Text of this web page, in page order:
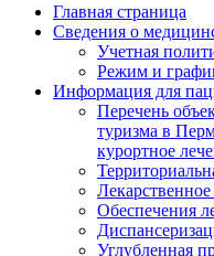
Главная страница
Сведения о
Учетная
Режим и
Информация для
Перечень
туризма в
курортное
Обеспечения
Углубленная